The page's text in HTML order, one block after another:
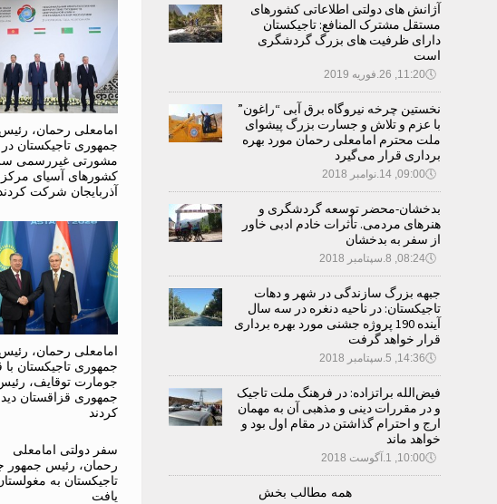
امامعلی رحمان،
جمهوری تاجیکستان
مشورتی غیررسمی
کشورهای آسیای
آذربایجان شرکت کردند
امامعلی رحمان،
جمهوری تاجیکستان با
جومارت توقایف،
جمهوری قزاقستان
کردند
سفر دولتی امامعلی
رحمان، رئیس جمهور
تاجیکستان به
یافت
آژانش های دولتی اطلاعاتی کشورهای
مستقل مشترک المنافع: تاجیکستان
دارای ظرفیت های بزرگ گردشگری
است
🕔11:20, 26.فوریه 2019
نخستین چرخه نیروگاه برق آبی “راغون”
با عزم و تلاش و جسارت بزرگ پیشوای
ملت محترم امامعلی رحمان مورد بهره
برداری قرار می‌گیرد
🕔09:00, 14.نوامبر 2018
بدخشان-محضر توسعه گردشگری و
هنرهای مردمی. تأثرات خادم ادبی خاور
از سفر به بدخشان
🕔08:24, 8.سپتامبر 2018
جبهه بزرگ سازندگی در شهر و دهات
تاجیکستان: در ناحیه دنغره در سه سال
آینده 190 پروژه جشنی مورد بهره برداری
قرار خواهد گرفت
🕔14:36, 5.سپتامبر 2018
فیض‌الله براتزاده: در فرهنگ ملت تاجیک
و در مقررات دینی و مذهبی آن به مهمان
ارج و احترام گذاشتن در مقام اول بود و
خواهد ماند
🕔10:00, 1.آگوست 2018
همه مطالب بخش